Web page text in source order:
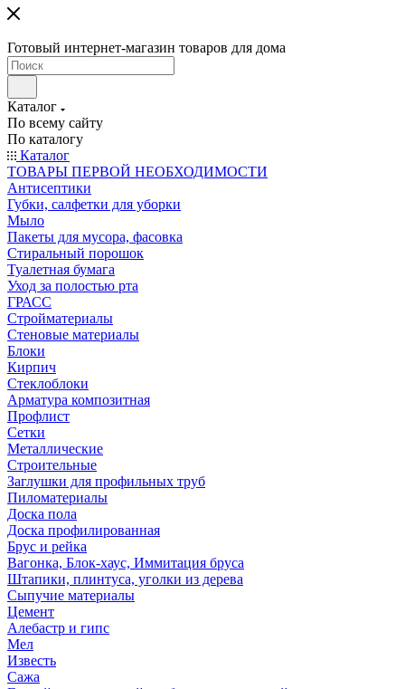
Готовый интернет-магазин товаров для дома
Каталог
По всему сайту
По каталогу
Каталог
ТОВАРЫ ПЕРВОЙ НЕОБХОДИМОСТИ
Антисептики
Губки, салфетки для уборки
Мыло
Пакеты для мусора, фасовка
Стиральный порошок
Туалетная бумага
Уход за полостью рта
ГРАСС
Стройматериалы
Стеновые материалы
Блоки
Кирпич
Стеклоблоки
Арматура композитная
Профлист
Сетки
Металлические
Строительные
Заглушки для профильных труб
Пиломатериалы
Доска пола
Доска профилированная
Брус и рейка
Вагонка, Блок-хаус, Иммитация бруса
Штапики, плинтуса, уголки из дерева
Сыпучие материалы
Цемент
Алебастр и гипс
Мел
Известь
Сажа